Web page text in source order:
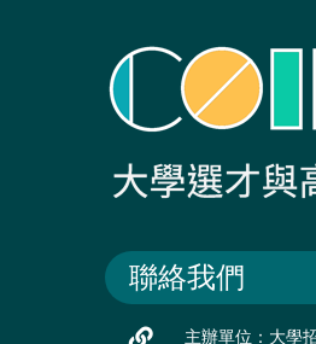
聯絡我們
主辦單位：大學